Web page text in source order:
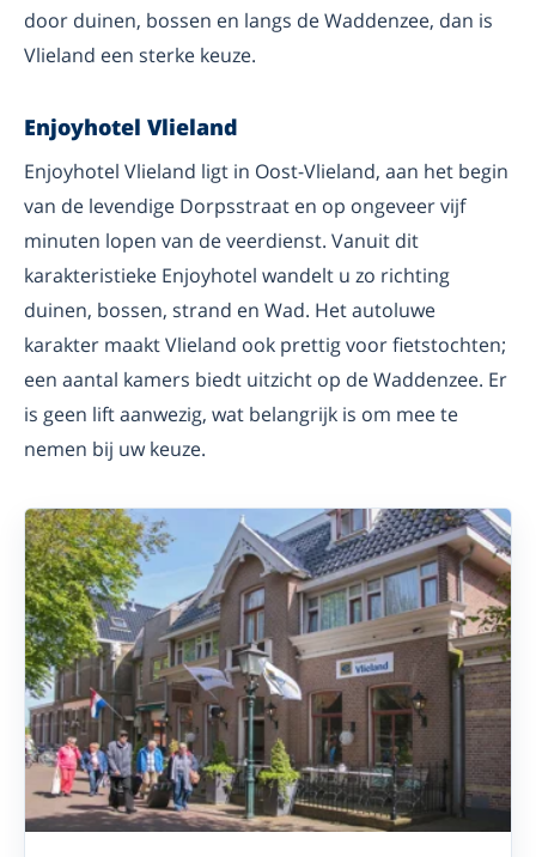
door duinen, bossen en langs de Waddenzee, dan is
Vlieland een sterke keuze.
Enjoyhotel Vlieland
Enjoyhotel Vlieland ligt in Oost-Vlieland, aan het begin
van de levendige Dorpsstraat en op ongeveer vijf
minuten lopen van de veerdienst. Vanuit dit
karakteristieke Enjoyhotel wandelt u zo richting
duinen, bossen, strand en Wad. Het autoluwe
karakter maakt Vlieland ook prettig voor fietstochten;
een aantal kamers biedt uitzicht op de Waddenzee. Er
is geen lift aanwezig, wat belangrijk is om mee te
nemen bij uw keuze.